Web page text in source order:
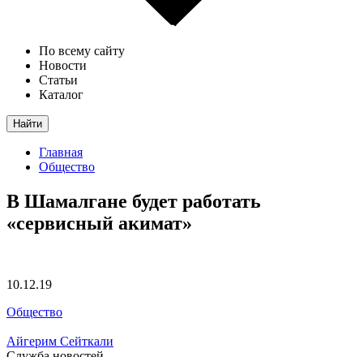
По всему сайту
Новости
Статьи
Каталог
Найти
Главная
Общество
В Шамалгане будет работать
«сервисный акимат»
10.12.19
Общество
Айгерим Сейткали